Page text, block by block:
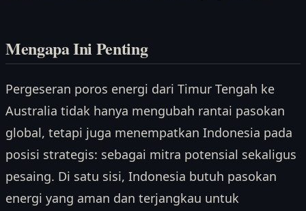
Mengapa Ini Penting
Pergeseran poros energi dari Timur Tengah ke
Australia tidak hanya mengubah rantai pasokan
global, tetapi juga menempatkan Indonesia pada
posisi strategis: sebagai mitra potensial sekaligus
pesaing. Di satu sisi, Indonesia butuh pasokan
energi yang aman dan terjangkau untuk